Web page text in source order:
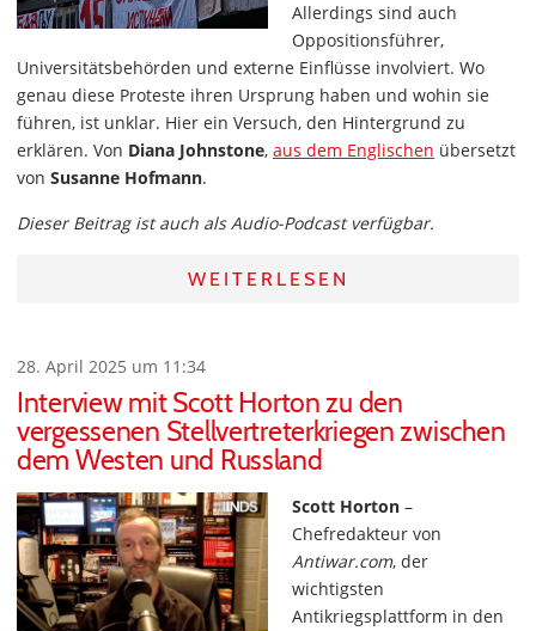
Allerdings sind auch
Oppositionsführer,
Universitätsbehörden und externe Einflüsse involviert. Wo
genau diese Proteste ihren Ursprung haben und wohin sie
führen, ist unklar. Hier ein Versuch, den Hintergrund zu
erklären. Von Diana Johnstone, aus dem Englischen übersetzt
von Susanne Hofmann.
Dieser Beitrag ist auch als Audio-Podcast verfügbar.
WEITERLESEN
28. April 2025 um 11:34
Interview mit Scott Horton zu den
vergessenen Stellvertreterkriegen zwischen
dem Westen und Russland
Scott Horton –
Chefredakteur von
Antiwar.com, der
wichtigsten
Antikriegsplattform in den